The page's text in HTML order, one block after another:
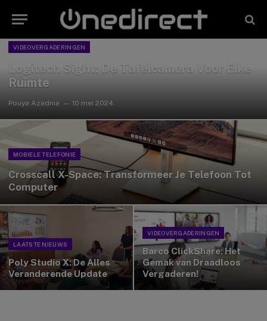
VIDEOVERGADERINGEN
Logitech Sight: De Tafelcamera Voor Elke
Ruimte
Pouya Azadnia 10 mei 2024
MOBIELE TELEFONIE
Crosscall X-Space: Transformeer Je Telefoon Tot
Computer
LAATSTE NIEUWS
Poly Studio X: De Alles
Veranderende Update
VIDEOVERGADERINGEN
Barco ClickShare: Het
Gemak van Draadloos
Vergaderen!